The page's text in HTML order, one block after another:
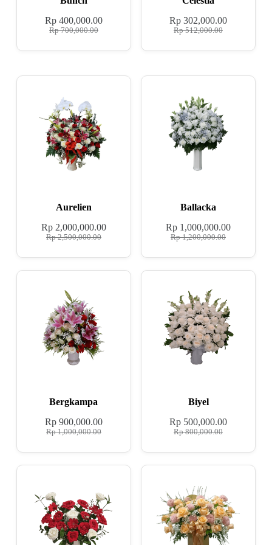
Rp700,000.00
Rp400,000.00
Rp512,000.00
Rp 302,000.00
Aurelien
Rp2,500,000.00
Rp2,000,000.00
Ballacka
Rp1,200,000.00
Rp 1,000,000.00
Bergkampa
Rp1,000,000.00
Rp900,000.00
Biyel
Rp800,000.00
Rp 500,000.00